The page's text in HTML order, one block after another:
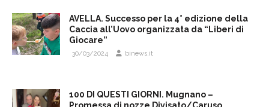
AVELLA. Successo per la 4° edizione della
Caccia all’Uovo organizzata da “Liberi di
Giocare”
30/03/2024 binews.it
100 DI QUESTI GIORNI. Mugnano –
Promessa di nozze Divisato/Caruso